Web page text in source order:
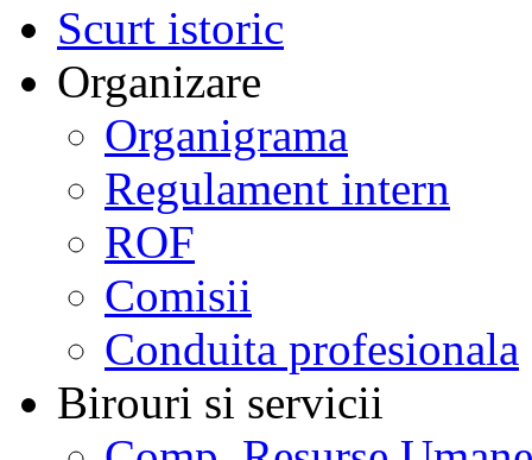
Scurt istoric
Organizare
Organigrama
Regulament intern
ROF
Comisii
Conduita profesionala
Birouri si servicii